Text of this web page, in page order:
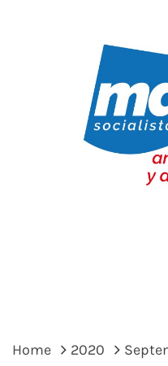
MAREA
Home 2020